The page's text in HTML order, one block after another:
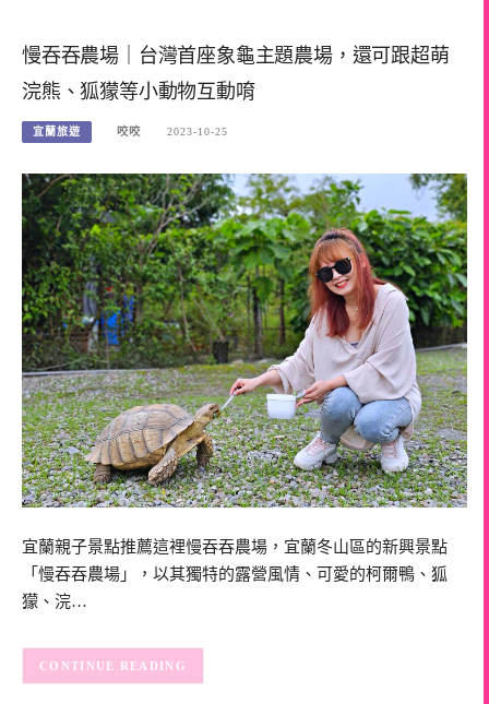
慢吞吞農場｜台灣首座象龜主題農場，還可跟超萌
浣熊、狐獴等小動物互動唷
宜蘭旅遊 咬咬 2023-10-25
宜蘭親子景點推薦這裡慢吞吞農場，宜蘭冬山區的新興景點
「慢吞吞農場」，以其獨特的露營風情、可愛的柯爾鴨、狐
獴、浣…
CONTINUE READING